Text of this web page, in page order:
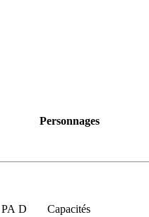
Personnages
PA D
Capacités